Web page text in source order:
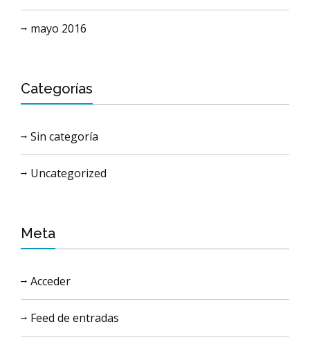
mayo 2016
Categorías
Sin categoría
Uncategorized
Meta
Acceder
Feed de entradas